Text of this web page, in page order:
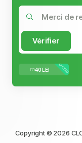
Vérifier
NOUVEAU
.ro40 LEI
Copyright © 2026